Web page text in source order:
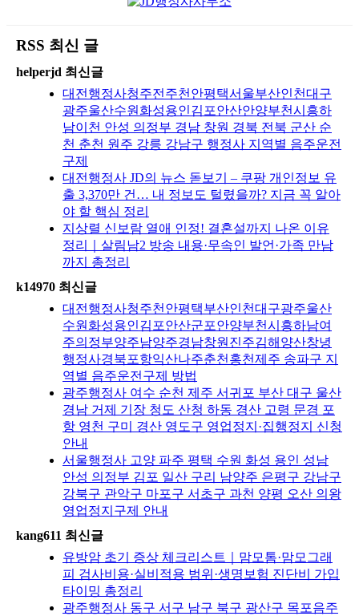
RSS 최신 글
helperjd 최신글
대전행정사청주전주천안평택서울부산인천대구
광주울산수원화성용인김포안산안양부천시흥하
남이천 안성 의정부 경남 창원 경북 전북 군산 순
천 춘천 원주 강릉 강남구 행정사 지역별 음주운전
구제
대전행정사 JD의 뉴스 돋보기 – 쿠팡 개인정보 유
출 3,370만 건… 내 정보도 털렸을까? 지금 꼭 알아
야 할 핵심 정리
지상렬 신보람 열애 인정! 결혼설까지 나온 이유
정리｜살림남2 방송 내용·무속인 발언·가족 만남
까지 총정리
k14970 최신글
대전행정사청주천안평택부산인천대구광주울산
수원화성용인김포안산군포안양부천시흥하남여
주의정부양주남양주경남창원진주김해양산창녕
행정사경북포항익산나주춘천홍천제주 송파구 지
역별 음주운전구제 방법
광주행정사 여수 순천 제주 서귀포 부산 대구 울산
경남 거제 기장 청도 산청 하동 경산 고령 문경 포
항 영천 구미 경산 영도구 영업정지·집행정지 신청
안내
서울행정사 고양 파주 평택 수원 화성 용인 성남
안성 의정부 김포 일산 구리 남양주 은평구 강남구
강북구 관악구 마포구 서초구 과천 양평 오산 의왕
영업정지구제 안내
kang611 최신글
유방암 초기 증상 체크리스트｜맘모톰·맘모그래
피 검사비용·실비적용 범위·생명보험 진단비 가입
타이밍 총정리
광주행정사 동구 서구 남구 북구 광산구 목포음주